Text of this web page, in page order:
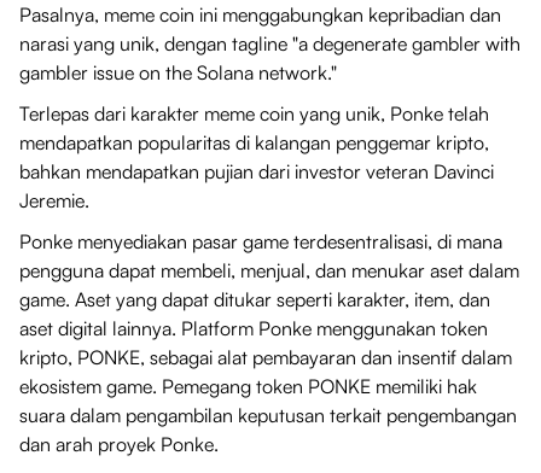
Pasalnya, meme coin ini menggabungkan kepribadian dan
narasi yang unik, dengan tagline "a degenerate gambler with
gambler issue on the Solana network."
Terlepas dari karakter meme coin yang unik, Ponke telah
mendapatkan popularitas di kalangan penggemar kripto,
bahkan mendapatkan pujian dari investor veteran Davinci
Jeremie.
Ponke menyediakan pasar game terdesentralisasi, di mana
pengguna dapat membeli, menjual, dan menukar aset dalam
game. Aset yang dapat ditukar seperti karakter, item, dan
aset digital lainnya. Platform Ponke menggunakan token
kripto, PONKE, sebagai alat pembayaran dan insentif dalam
ekosistem game. Pemegang token PONKE memiliki hak
suara dalam pengambilan keputusan terkait pengembangan
dan arah proyek Ponke.